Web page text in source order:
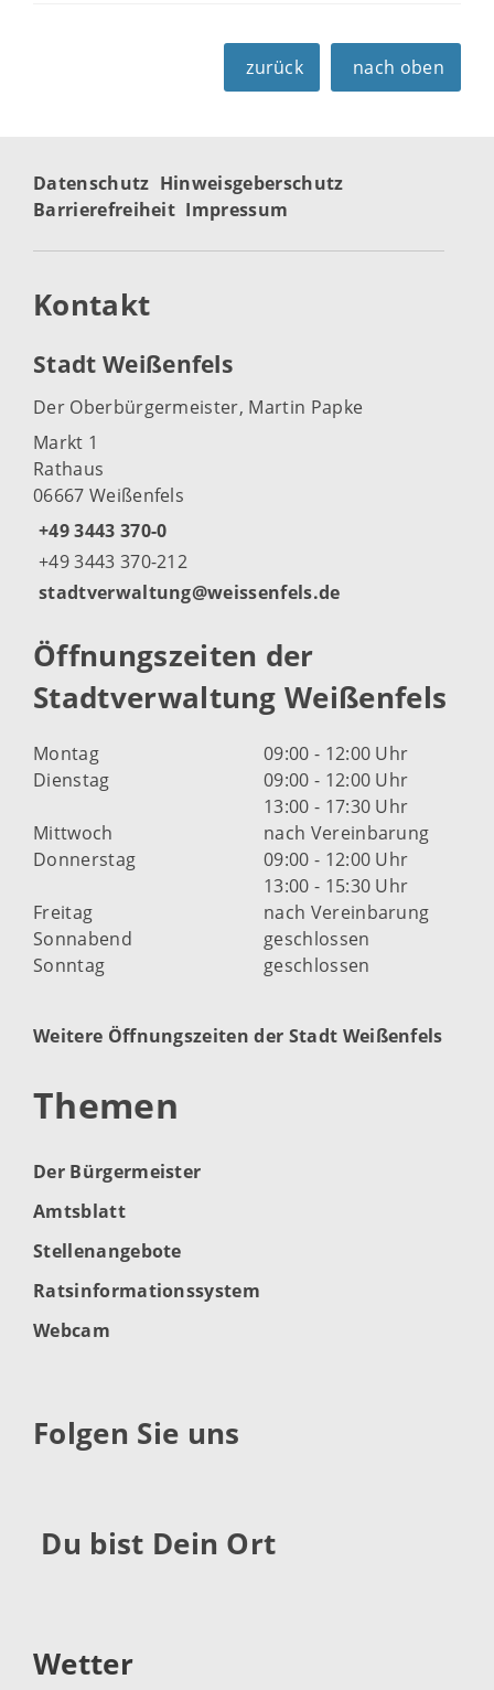
zurück nach oben
Datenschutz Hinweisgeberschutz
Barrierefreiheit Impressum
Kontakt
Stadt Weißenfels
Der Oberbürgermeister, Martin Papke
Markt 1
Rathaus
06667 Weißenfels
+49 3443 370-0
+49 3443 370-212
stadtverwaltung@weissenfels.de
Öffnungszeiten der
Stadtverwaltung Weißenfels
Montag
09:00 - 12:00 Uhr
Dienstag
09:00 - 12:00 Uhr
13:00 - 17:30 Uhr
Mittwoch
nach Vereinbarung
Donnerstag
09:00 - 12:00 Uhr
13:00 - 15:30 Uhr
Freitag
nach Vereinbarung
Sonnabend
geschlossen
Sonntag
geschlossen
Weitere Öffnungszeiten der Stadt Weißenfels
Themen
Der Bürgermeister
Amtsblatt
Stellenangebote
Ratsinformationssystem
Webcam
Folgen Sie uns
Du bist Dein Ort
Wetter